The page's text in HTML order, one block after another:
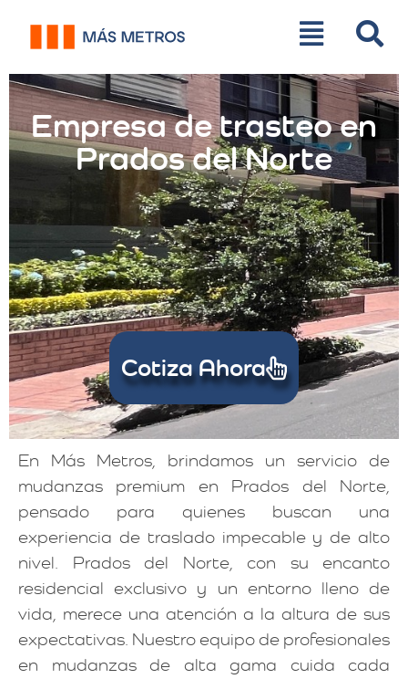
Empresa de trasteo en
Prados del Norte
Cotiza Ahora
En Más Metros, brindamos un servicio de
mudanzas premium en Prados del Norte,
pensado para quienes buscan una
experiencia de traslado impecable y de alto
nivel. Prados del Norte, con su encanto
residencial exclusivo y un entorno lleno de
vida, merece una atención a la altura de sus
expectativas. Nuestro equipo de profesionales
en mudanzas de alta gama cuida cada